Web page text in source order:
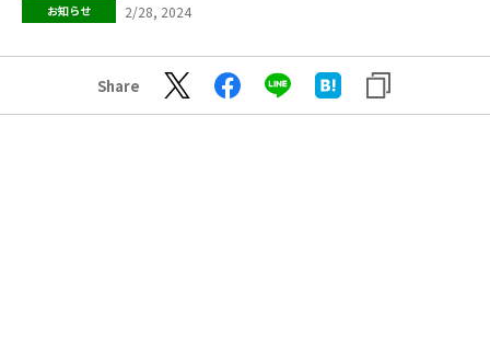
お知らせ 2/28, 2024
Share